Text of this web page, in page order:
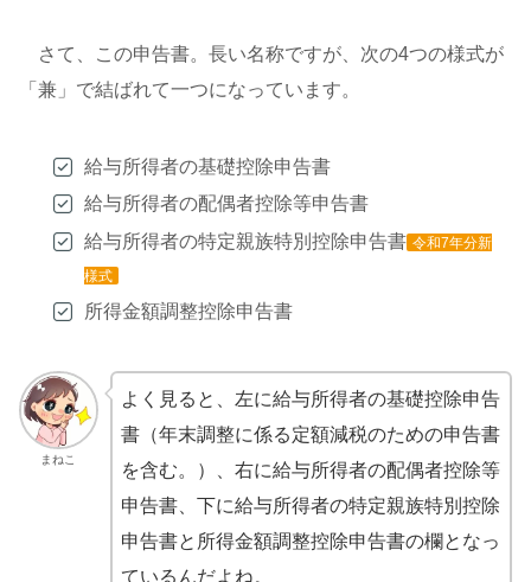
さて、この申告書。長い名称ですが、次の4つの様式が
「兼」で結ばれて一つになっています。
給与所得者の基礎控除申告書
給与所得者の配偶者控除等申告書
給与所得者の特定親族特別控除申告書 令和7年分新
様式
所得金額調整控除申告書
まねこ
よく見ると、左に給与所得者の基礎控除申告
書（年末調整に係る定額減税のための申告書
を含む。）、右に給与所得者の配偶者控除等
申告書、下に給与所得者の特定親族特別控除
申告書と所得金額調整控除申告書の欄となっ
ているんだよね。